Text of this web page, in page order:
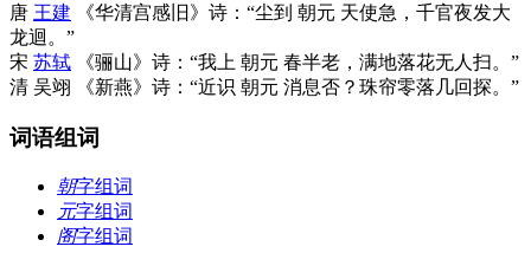
唐 王建 《华清宫感旧》诗：“尘到 朝元 天使急，千官夜发大
龙迴。”
宋 苏轼 《骊山》诗：“我上 朝元 春半老，满地落花无人扫。”
清 吴翊 《新燕》诗：“近识 朝元 消息否？珠帘零落几回探。”
词语组词
朝字组词
元字组词
阁字组词